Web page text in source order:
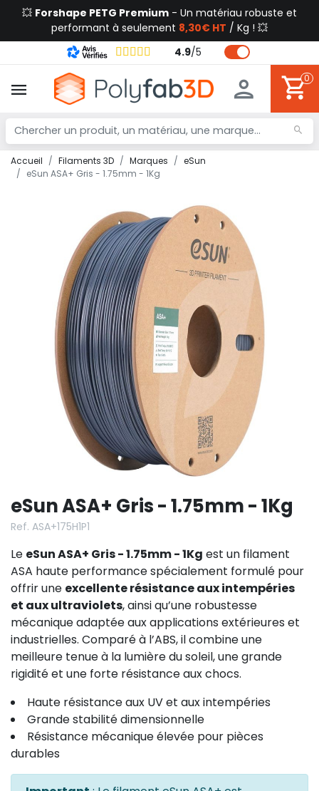
💥 Forshape PETG Premium - Un matériau robuste et
performant à seulement 8,30€ HT / Kg ! 💥
4.9/5
0
Accueil Filaments 3D Marques
eSun
eSun ASA+ Gris - 1.75mm - 1Kg
eSun ASA+ Gris - 1.75mm - 1Kg
Ref. ASA+175H1P1
Le eSun ASA+ Gris - 1.75mm - 1Kg est un filament
ASA haute performance spécialement formulé pour
offrir une excellente résistance aux intempéries
et aux ultraviolets, ainsi qu’une robustesse
mécanique adaptée aux applications extérieures et
industrielles. Comparé à l’ABS, il combine une
meilleure tenue à la lumière du soleil, une grande
rigidité et une forte résistance aux chocs.
Haute résistance aux UV et aux intempéries
Grande stabilité dimensionnelle
Résistance mécanique élevée pour pièces
durables